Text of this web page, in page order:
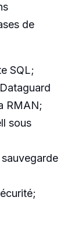
de
SQL;
RMAN;
sous